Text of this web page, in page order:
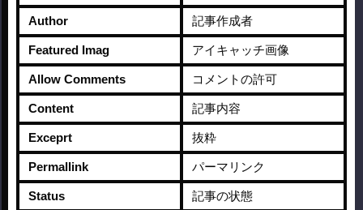
Author 記事作成者
Featured Imag アイキャッチ画像
Allow Comments コメントの許可
Content 記事内容
Exceprt 抜粋
Permallink パーマリンク
Status 記事の状態